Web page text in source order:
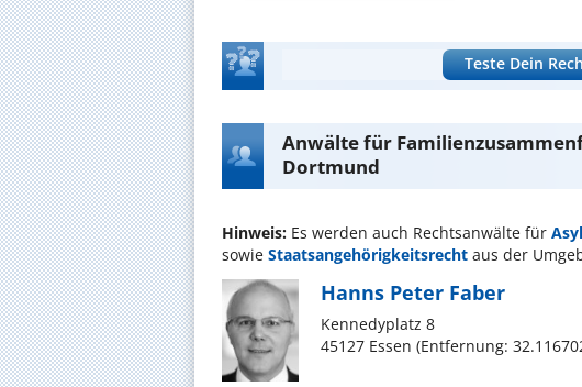
Teste Dein
Anwälte für
Dortmund
Hinweis: Es werden auch Rechtsanwälte für
sowie Staatsangehörigkeitsrecht aus der
Hanns Peter Faber
Kennedyplatz 8
45127 Essen (Entfernung: